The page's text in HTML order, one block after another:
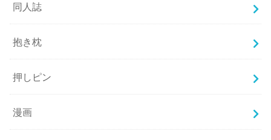
同人誌
抱き枕
押しピン
漫画